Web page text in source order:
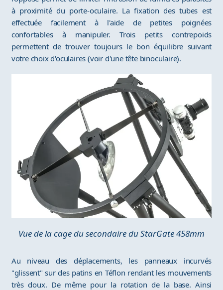
à proximité du porte-oculaire. La fixation des tubes est
effectuée facilement à l'aide de petites poignées
confortables à manipuler. Trois petits contrepoids
permettent de trouver toujours le bon équilibre suivant
votre choix d'oculaires (voir d'une tête binoculaire).
Vue de la cage du secondaire du StarGate 458mm
Au niveau des déplacements, les panneaux incurvés
"glissent" sur des patins en Téflon rendant les mouvements
très doux. De même pour la rotation de la base. Ainsi